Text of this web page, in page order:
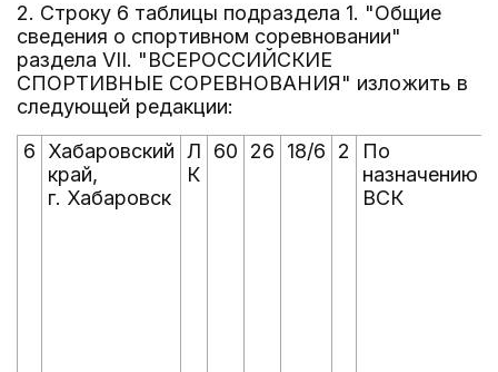
2. Строку 6 таблицы подраздела 1. "Общие
сведения о спортивном соревновании"
раздела VII. "ВСЕРОССИЙСКИЕ
СПОРТИВНЫЕ СОРЕВНОВАНИЯ" изложить в
следующей редакции:
6
Хабаровский
край,
г. Хабаровск
Л
К
60 26 18/6 2
По
назначению
ВСК